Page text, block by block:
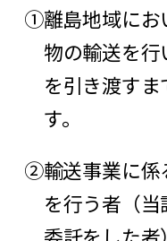
①離島地域にお
物の輸送を
を引き渡す
す。
②輸送事業に係
を行う者（